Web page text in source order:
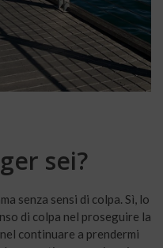
sei?
senza sensi di colpa. Sì, lo
di colpa nel proseguire la
continuare a prendermi